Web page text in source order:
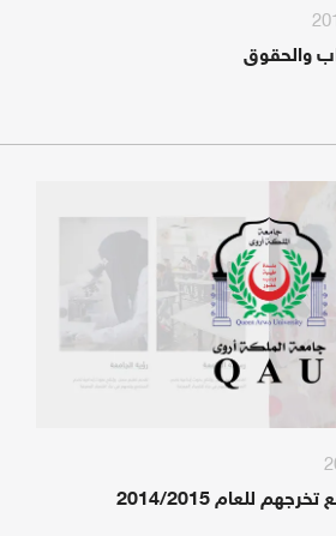
والحقوق
للعام 2014/2015